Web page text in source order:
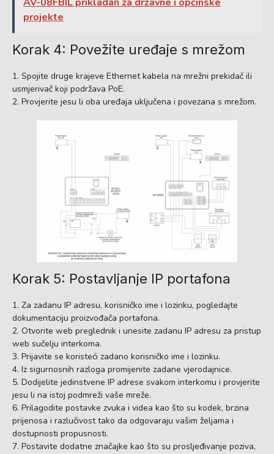
projekte
Korak 4: Povežite uređaje s mrežom
Spojite druge krajeve Ethernet kabela na mrežni prekidač ili
usmjerivač koji podržava PoE.
Provjerite jesu li oba uređaja uključena i povezana s mrežom.
Korak 5: Postavljanje IP portafona
Za zadanu IP adresu, korisničko ime i lozinku, pogledajte
dokumentaciju proizvođača portafona.
Otvorite web preglednik i unesite zadanu IP adresu za pristup
web sučelju interkoma.
Prijavite se koristeći zadano korisničko ime i lozinku.
Iz sigurnosnih razloga promijenite zadane vjerodajnice.
Dodijelite jedinstvene IP adrese svakom interkomu i provjerite
jesu li na istoj podmreži vaše mreže.
Prilagodite postavke zvuka i videa kao što su kodek, brzina
prijenosa i razlučivost tako da odgovaraju vašim željama i
dostupnosti propusnosti.
Postavite dodatne značajke kao što su prosljeđivanje poziva,